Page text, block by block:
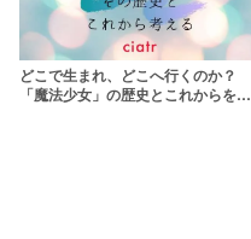
どこで生まれ、どこへ行くのか？
「魔法少女」の歴史とこれからを考